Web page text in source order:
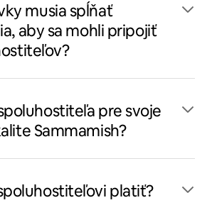
musia spĺňať
aby sa mohli pripojiť
pre svoje
Sammamish?
platiť?